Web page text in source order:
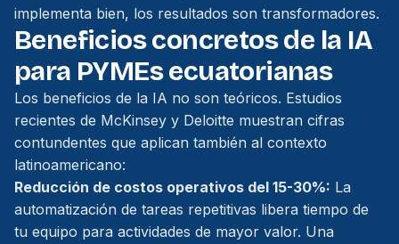
implementa bien, los resultados son transformadores.
Beneficios concretos de la IA
para PYMEs ecuatorianas
Los beneficios de la IA no son teóricos. Estudios
recientes de McKinsey y Deloitte muestran cifras
contundentes que aplican también al contexto
latinoamericano:
Reducción de costos operativos del 15-30%: La
automatización de tareas repetitivas libera tiempo de
tu equipo para actividades de mayor valor. Una